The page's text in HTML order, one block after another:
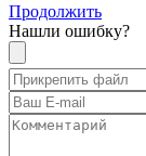
Продолжить
Нашли ошибку?